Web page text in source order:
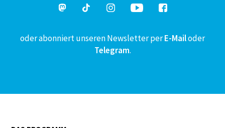
oder abonniert unseren Newsletter perE-Mailoder
Telegram.